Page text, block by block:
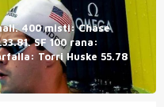
400 misti: Chase
SF 100 rana:
Torri Huske 55.78